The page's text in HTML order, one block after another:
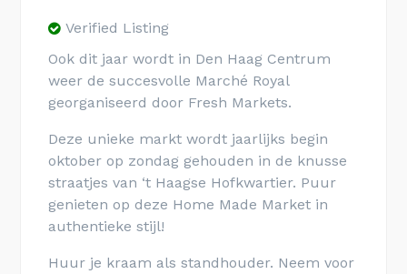
Verified Listing
Ook dit jaar wordt in Den Haag Centrum
weer de succesvolle Marché Royal
georganiseerd door Fresh Markets.
Deze unieke markt wordt jaarlijks begin
oktober op zondag gehouden in de knusse
straatjes van ‘t Haagse Hofkwartier. Puur
genieten op deze Home Made Market in
authentieke stijl!
Huur je kraam als standhouder. Neem voor